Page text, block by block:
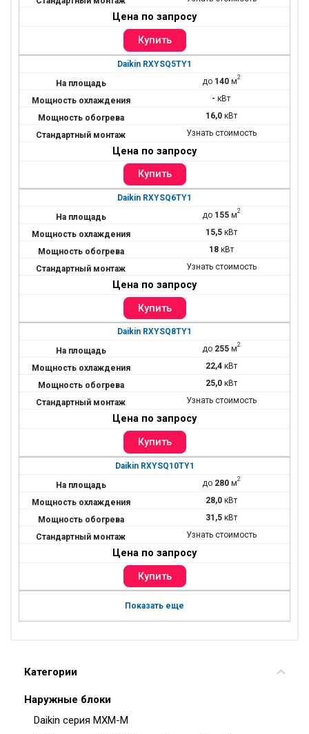
Категории
Наружные блоки
Daikin серия MXM-M
Цена по запросу
Daikin RXYSQ5TY1
до 140м2
- кВт
16,0кВт
Узнать стоимость
Цена по запросу
Daikin RXYSQ6TY1
до 155м2
15,5кВт
18кВт
Узнать стоимость
Цена по запросу
Daikin RXYSQ8TY1
до 255м2
22,4кВт
25,0кВт
Узнать стоимость
Цена по запросу
Daikin RXYSQ10TY1
до 280м2
28,0кВт
31,5кВт
Узнать стоимость
Цена по запросу
Показать еще